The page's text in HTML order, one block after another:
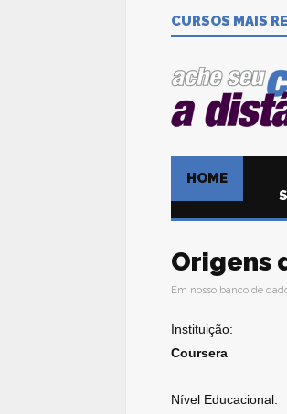
CURSOS MAIS
HOME
Origens
Em nosso banco de
Instituição:
Coursera
Nível Educacional: